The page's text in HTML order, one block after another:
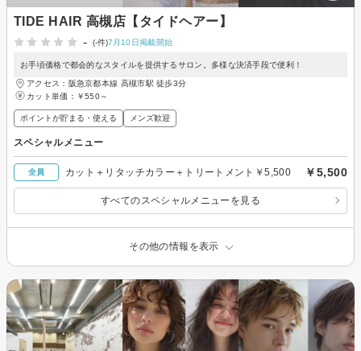
TIDE HAIR 高槻店【タイドヘアー】
-
(-件)7月10日掲載開始
お手頃価格で都会的なスタイルを提供するサロン。多様な決済手段で便利！
アクセス：阪急京都本線 高槻市駅 徒歩3分
カット単価： ￥550～
ポイントが貯まる・使える メンズ歓迎
スペシャルメニュー
全員 カット＋リタッチカラー＋トリートメント￥5,500 ￥5,500
すべてのスペシャルメニューを見る
その他の情報を表示